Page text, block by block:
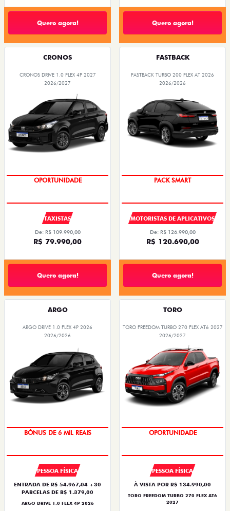
Quero agora! Quero agora!
CRONOS
CRONOS DRIVE 1.0 FLEX 4P 2027
2026/2027
OPORTUNIDADE
TAXISTAS
De: R$ 109.990,00
R$ 79.990,00
Quero agora!
FASTBACK
FASTBACK TURBO 200 FLEX AT 2026
2026/2026
PACK SMART
MOTORISTAS DE APLICATIVOS
De: R$ 126.990,00
R$ 120.690,00
Quero agora!
ARGO
ARGO DRIVE 1.0 FLEX 4P 2026
2026/2026
BÔNUS DE 6 MIL REAIS
PESSOA FÍSICA
ENTRADA DE R$ 54.967,04 +30
PARCELAS DE R$ 1.379,00
ARGO DRIVE 1.0 FLEX 4P 2026
TORO
TORO FREEDOM TURBO 270 FLEX AT6 2027
2026/2027
OPORTUNIDADE
PESSOA FÍSICA
À VISTA POR R$ 134.990,00
TORO FREEDOM TURBO 270 FLEX AT6
2027